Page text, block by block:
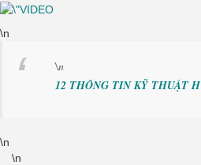
\n
\n
12 THÔNG TIN KỸ THUẬT
\n
\n